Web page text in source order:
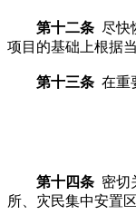
第十二条 尽快
项目的基础上根据
第十三条 在重
第十四条 密切
所、灾民集中安置区